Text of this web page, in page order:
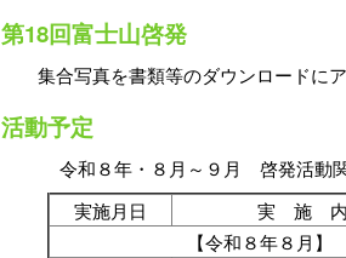
第18回富士山啓発
集合写真を書類等のダウンロードに
活動予定
令和８年・８月～９月 啓発活動
実施月日
実 施
【令和８年８月】